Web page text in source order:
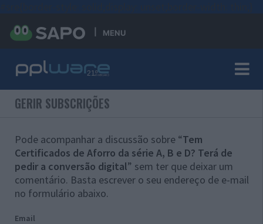
MENU
GERIR SUBSCRIÇÕES
Pode acompanhar a discussão sobre “Tem
Certificados de Aforro da série A, B e D? Terá de
pedir a conversão digital” sem ter que deixar um
comentário. Basta escrever o seu endereço de e-mail
no formulário abaixo.
Email